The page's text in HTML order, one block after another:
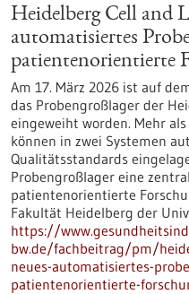
Heidelberg Cell and
automatisiertes
patientenorientierte
Am 17. März 2026 ist auf
das Probengroßlager der
eingeweiht worden. Mehr
können in zwei Systemen
Qualitätsstandards
Probengroßlager eine
patientenorientierte
Fakultät Heidelberg der
https://
bw.de/fachbeitrag/pm/
neues-automatisiertes-
patientenorientierte-